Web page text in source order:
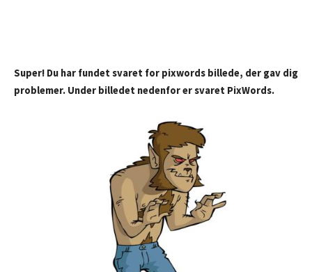
Super! Du har fundet svaret for pixwords billede, der gav dig
problemer. Under billedet nedenfor er svaret PixWords.